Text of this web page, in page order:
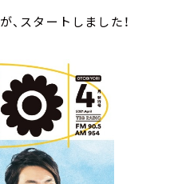
が、スタートしました！